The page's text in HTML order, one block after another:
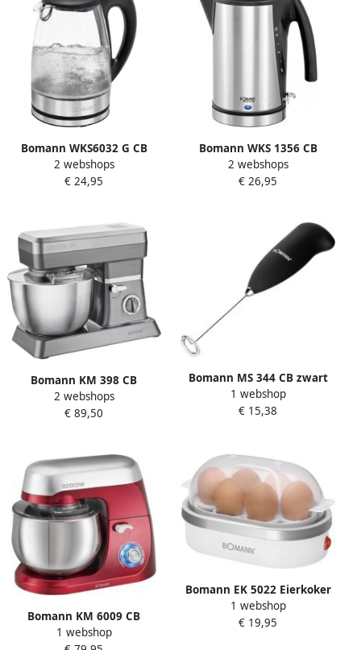
Bomann WKS6032 G CB
Waterkoker 1 7L Glas
2 webshops
€ 24,95
Bomann WKS 1356 CB
Waterkoker 1 7L RVS
2 webshops
€ 26,95
Bomann KM 398 CB
Kneedmachine
Keukenmachine Titanium
2 webshops
€ 89,50
Bomann MS 344 CB zwart
zilver
1 webshop
€ 15,38
Bomann KM 6009 CB
keukenmachine 1000 W 5 l
1 webshop
Bomann EK 5022 Eierkoker
6 Eieren wit
1 webshop
€ 19,95